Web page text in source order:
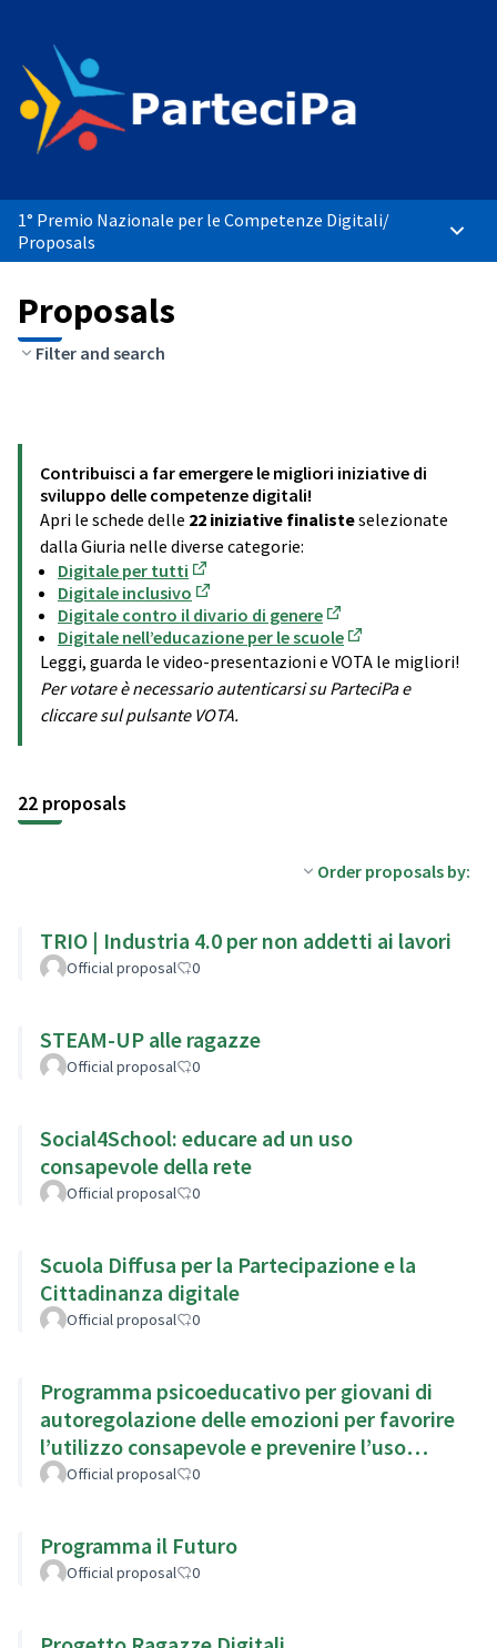
1° Premio Nazionale per le Competenze Digitali/
Proposals
Main
Proposals
Filter and search
Contribuisci a far emergere le migliori iniziative di
sviluppo delle competenze digitali!
Apri le schede delle 22 iniziative finalisteselezionate
dalla Giuria nelle diverse categorie:
Digitale per tutti
(Opens in new tab)
Digitale inclusivo
(Opens in new tab)
Digitale contro il divario di genere
(Opens in new tab)
Digitale nell’educazione per le scuole
(Opens in new tab)
Leggi, guarda le video-presentazioni e VOTA le migliori!
Per votare è necessario autenticarsi su ParteciPa e
cliccare sul pulsante VOTA.
22 proposals
Order proposals by:
TRIO | Industria 4.0 per non addetti ai lavori
Official proposal 0
STEAM-UP alle ragazze
Official proposal 0
Social4School: educare ad un uso
consapevole della rete
Official proposal 0
Scuola Diffusa per la Partecipazione e la
Cittadinanza digitale
Official proposal 0
Programma psicoeducativo per giovani di
autoregolazione delle emozioni per favorire
l’utilizzo consapevole e prevenire l’uso
problematico di Internet
Official proposal 0
Programma il Futuro
Official proposal 0